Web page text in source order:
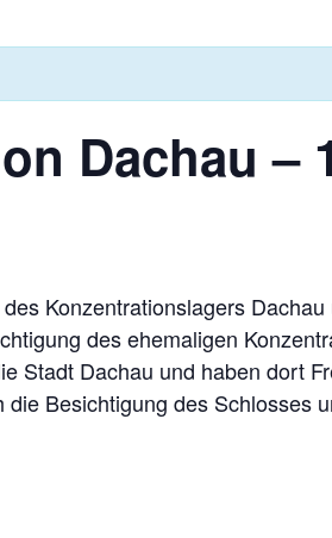
Dachau –
Konzentrationslagers
des ehemaligen
Stadt Dachau und haben dort
Besichtigung des Schlosses